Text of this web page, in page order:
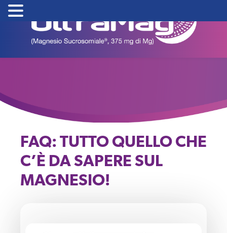
FAQ: TUTTO QUELLO CHE
C’È DA SAPERE SUL
MAGNESIO!